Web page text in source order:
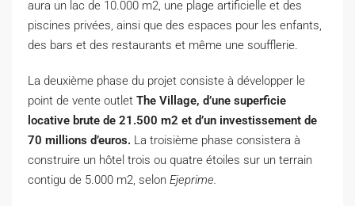
aura un lac de 10.000 m2, une plage artificielle et des
piscines privées, ainsi que des espaces pour les enfants,
des bars et des restaurants et même une soufflerie.
La deuxième phase du projet consiste à développer le
point de vente outlet The Village, d’une superficie
locative brute de 21.500 m2 et d’un investissement de
70 millions d’euros. La troisième phase consistera à
construire un hôtel trois ou quatre étoiles sur un terrain
contigu de 5.000 m2, selon Ejeprime.